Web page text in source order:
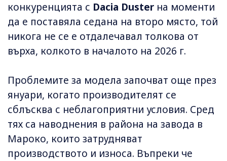
конкуренцията с Dacia Duster на моменти
да е поставяла седана на второ място, той
никога не се е отдалечавал толкова от
върха, колкото в началото на 2026 г.
Проблемите за модела започват още през
януари, когато производителят се
сблъсква с неблагоприятни условия. Сред
тях са наводнения в района на завода в
Мароко, които затрудняват
производството и износа. Въпреки че